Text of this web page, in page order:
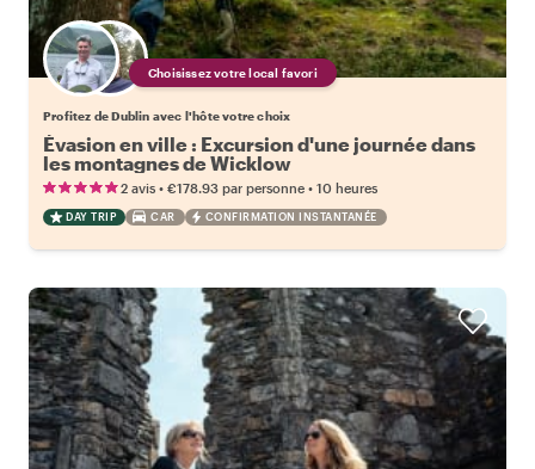
Choisissez votre local favori
Profitez de Dublin avec l'hôte votre choix
Évasion en ville : Excursion d'une journée dans
les montagnes de Wicklow
2 avis • €178.93 par personne • 10 heures
DAY TRIP CAR CONFIRMATION INSTANTANÉE